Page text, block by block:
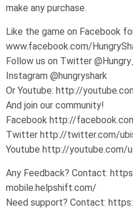
make any purchase.
Like the game on Facebook
www.facebook.com/
Follow us on Twitter
Instagram @hungryshark
Or Youtube: http://
And join our community!
Facebook http://
Twitter http://twitter.com/
Youtube http://youtube.com/
Any Feedback? Contact:
mobile.helpshift.com/
Need support? Contact: